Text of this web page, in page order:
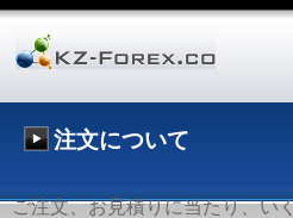
注文について
ご注文、お見積りに当たり、い